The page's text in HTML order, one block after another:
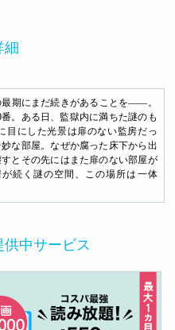
細
期にまだ続きがあることを――。
。ある日、監獄内に満ちた謎のも
目にした光景は扉のない監房だっ
な部屋。なぜか腐った床下から出
とその先にはまた扉のない部屋が
続く謎の空間、この場所は一体
中サービス